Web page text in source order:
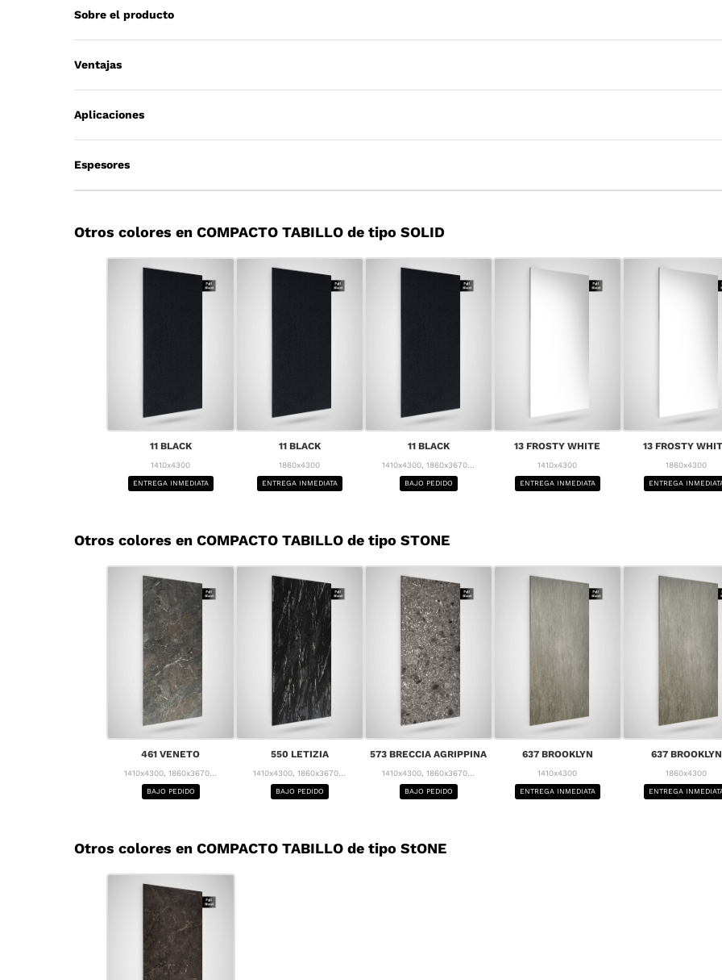
Sobre el producto
Ventajas
Aplicaciones
Espesores
Otros colores en COMPACTO TABILLO de tipo SOLID
11 BLACK
1410x4300
ENTREGA INMEDIATA
11 BLACK
1860x4300
ENTREGA INMEDIATA
11 BLACK
1410x4300, 1860x3670...
BAJO PEDIDO
13 FROSTY WHITE
1410x4300
ENTREGA INMEDIATA
13 FROSTY
1860x4300
ENTREGA
Otros colores en COMPACTO TABILLO de tipo STONE
461 VENETO
1410x4300, 1860x3670...
BAJO PEDIDO
550 LETIZIA
1410x4300, 1860x3670...
BAJO PEDIDO
573 BRECCIA AGRIPPINA
1410x4300, 1860x3670...
BAJO PEDIDO
637 BROOKLYN
1410x4300
ENTREGA INMEDIATA
637 BROOKLYN
1860x4300
ENTREGA
Otros colores en COMPACTO TABILLO de tipo StONE